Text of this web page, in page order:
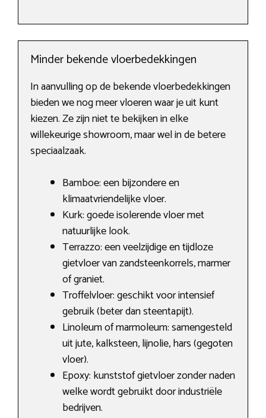
Minder bekende vloerbedekkingen
In aanvulling op de bekende vloerbedekkingen
bieden we nog meer vloeren waar je uit kunt
kiezen. Ze zijn niet te bekijken in elke
willekeurige showroom, maar wel in de betere
speciaalzaak.
Bamboe: een bijzondere en
klimaatvriendelijke vloer.
Kurk: goede isolerende vloer met
natuurlijke look.
Terrazzo: een veelzijdige en tijdloze
gietvloer van zandsteenkorrels, marmer
of graniet.
Troffelvloer: geschikt voor intensief
gebruik (beter dan steentapijt).
Linoleum of marmoleum: samengesteld
uit jute, kalksteen, lijnolie, hars (gegoten
vloer).
Epoxy: kunststof gietvloer zonder naden
welke wordt gebruikt door industriële
bedrijven.